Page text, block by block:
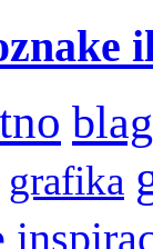
grafika